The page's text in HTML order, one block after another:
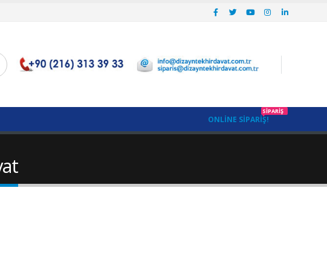
ONLINE SIPARIŞ!
SIPARIŞ